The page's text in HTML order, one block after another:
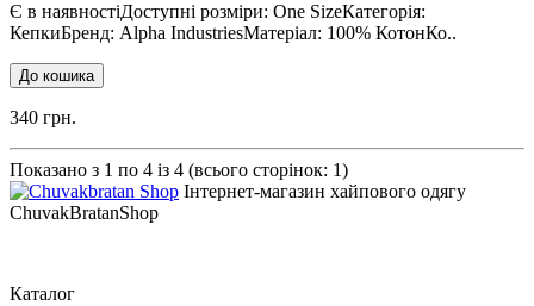
Є в наявностіДоступні розміри: One SizeКатегорія:
КепкиБренд: Alpha IndustriesМатеріал: 100% КотонКо..
До кошика
340 грн.
Показано з 1 по 4 із 4 (всього сторінок: 1)
Інтернет-магазин хайпового одягу
ChuvakBratanShop
Каталог